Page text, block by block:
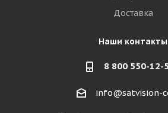
Доставка
Наши контакты
8 800 550-12-
info@satvision-